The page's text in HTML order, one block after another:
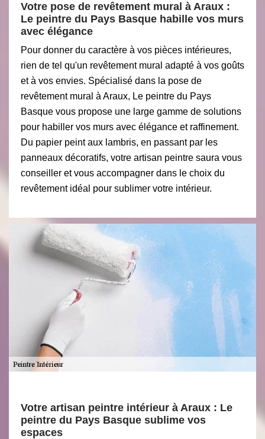
Votre pose de revêtement mural à Araux :
Le peintre du Pays Basque habille vos murs
avec élégance
Pour donner du caractère à vos pièces intérieures,
rien de tel qu'un revêtement mural adapté à vos goûts
et à vos envies. Spécialisé dans la pose de
revêtement mural à Araux, Le peintre du Pays
Basque vous propose une large gamme de solutions
pour habiller vos murs avec élégance et raffinement.
Du papier peint aux lambris, en passant par les
panneaux décoratifs, votre artisan peintre saura vous
conseiller et vous accompagner dans le choix du
revêtement idéal pour sublimer votre intérieur.
Votre artisan peintre intérieur à Araux : Le
peintre du Pays Basque sublime vos
espaces